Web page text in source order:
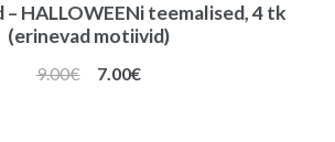
HALLOWEENi teemalised, 4 tk
(erinevad motiivid)
9.00€
Algne
7.00€Praegune